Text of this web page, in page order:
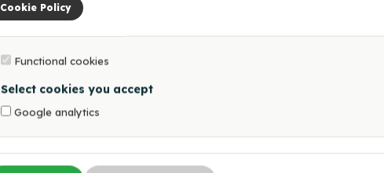
Cookie Policy
Functional cookies
Select cookies you accept
Google analytics